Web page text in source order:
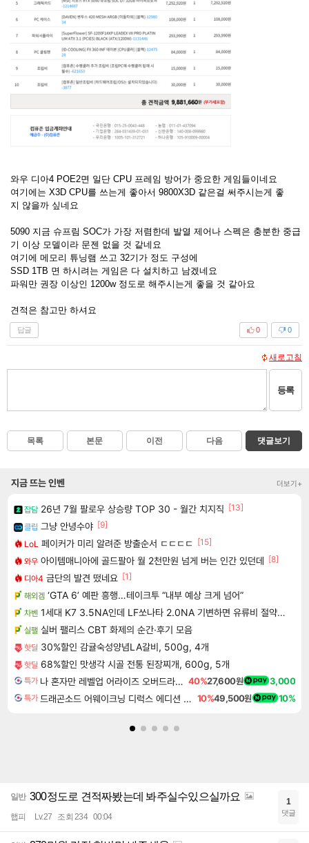
와우 디아4 POE2면 일단 CPU 프레임 방어가 중요한 게임들이네요
여기에는 X3D CPU를 쓰는게 좋아서 9800X3D 같은걸 써주시는게 좋
지 않을까 싶네요
5090 지금 슈프림 SOC가 가장 저렴한데 발열 제어나 스펙은 충분한 중급
기 이상 모델이라 문젠 없을 것 같네요
여기에 메모리 튜닝램 쓰고 32기가 정도 구성에
SSD 1TB 면 하시려는 게임은 다 설치하고 남겠네요
파워만 권장 이상인 1200w 정도로 해주시는게 좋을 것 같아요
견적은 참고만 하셔요
답글 0
0
새로고침
등록
목록 본문 이전 다음 댓글보기
지금 뜨는 인벤 더보기+
잡담 26년 7월 팔로우 상승량 TOP 30 - 월간 치지직 [13]
클립 그냥 안녕수야 [9]
LoL 페이커가 미리 알려준 방출순서 ㄷㄷㄷㄷ
[15]
와우 아이템매니아에 골드팔아 월 2천만원 넘게 버는 인간 있던데 [8]
디아4 금단의 발견 떴네요 [1]
해외겜 ‘GTA 6’ 예판 흥행…테이크투 “내부 예상 크게 넘어”
차벤 1세대 K7 3.5NA인데 LF쏘나타 2.0NA 기변하면 유류비 절약이 얼마나 될까요..?
실팰 실버 팰리스 CBT 화제의 순간·후기 모음
핫딜 30%할인 감귤숙성양념LA갈비, 500g, 4개
핫딜 68%할인 맛생각 시골 전통 된장찌개, 600g, 5개
특가 나 혼자만 레벨업 어라이즈 오버드라이브 Solo Leveling Arise 40%27,600원 3,000
특가 드래곤소드 어웨이크닝 디럭스 에디션 DragonSword Awakening Deluxe Edition 10%49,500원 10%
일반 300정도로 견적짜봤는데 봐주실수있으실까요
햅피 Lv.27 조회 234 00:04
1
댓글